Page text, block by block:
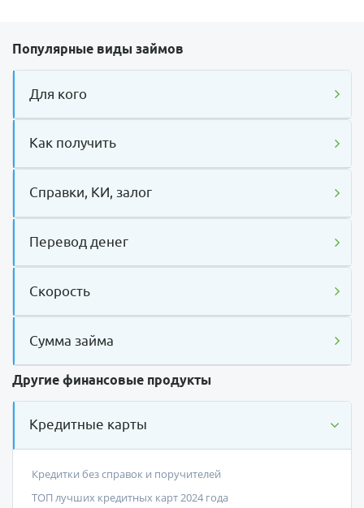
Популярные виды займов
Для кого
Как получить
Справки, КИ, залог
Перевод денег
Скорость
Сумма займа
Другие финансовые продукты
Кредитные карты
Кредитки без справок и поручителей
ТОП лучших кредитных карт 2024 года